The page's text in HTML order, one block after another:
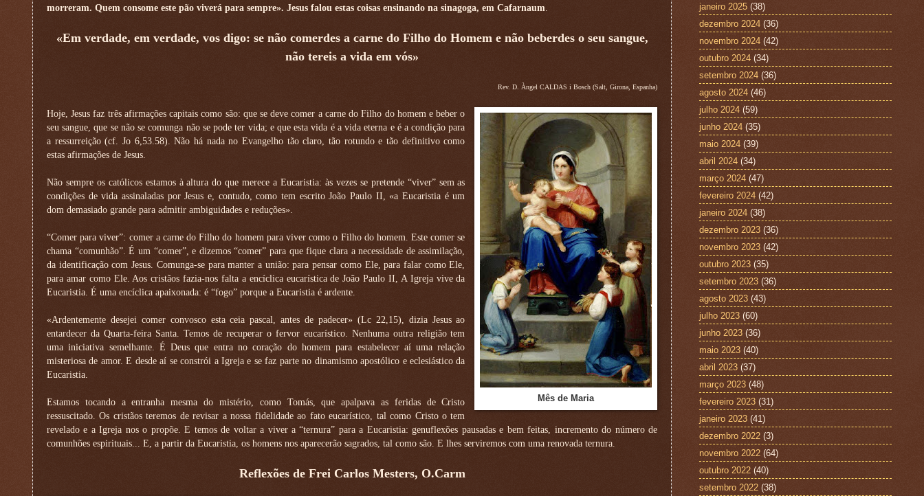
morreram. Quem consome este pão viverá para sempre». Jesus falou estas coisas ensinando na sinagoga, em Cafarnaum
«Em verdade, em verdade, vos digo: se não comerdes a carne do Filho do Homem e não beberdes o seu sangue,
não tereis a vida em vós»
Rev. D. Àngel CALDAS i Bosch (Salt, Girona, Espanha)
Mês de Maria
Hoje, Jesus faz três afirmações capitais como são: que se deve comer a carne do Filho do homem e beber o
seu sangue, que se não se comunga não se pode ter vida; e que esta vida é a vida eterna e é a condição para
a ressurreição (cf. Jo 6,53.58). Não há nada no Evangelho tão claro, tão rotundo e tão definitivo como
estas afirmações de Jesus.
Não sempre os católicos estamos à altura do que merece a Eucaristia: às vezes se pretende “viver” sem as
condições de vida assinaladas por Jesus e, contudo, como tem escrito João Paulo II, «a Eucaristia é um
dom demasiado grande para admitir ambiguidades e reduções».
“Comer para viver”: comer a carne do Filho do homem para viver como o Filho do homem. Este comer se
chama “comunhão”. É um “comer”, e dizemos “comer” para que fique clara a necessidade de assimilação,
da identificação com Jesus. Comunga-se para manter a união: para pensar como Ele, para falar como Ele,
para amar como Ele. Aos cristãos fazia-nos falta a encíclica eucarística de João Paulo II, A Igreja vive da
Eucaristia. É uma encíclica apaixonada: é “fogo” porque a Eucaristia é ardente.
«Ardentemente desejei comer convosco esta ceia pascal, antes de padecer» (Lc 22,15), dizia Jesus ao
entardecer da Quarta-feira Santa. Temos de recuperar o fervor eucarístico. Nenhuma outra religião tem
uma iniciativa semelhante. É Deus que entra no coração do homem para estabelecer aí uma relação
misteriosa de amor. E desde aí se constrói a Igreja e se faz parte no dinamismo apostólico e eclesiástico da
Eucaristia.
Estamos tocando a entranha mesma do mistério, como Tomás, que apalpava as feridas de Cristo
ressuscitado. Os cristãos teremos de revisar a nossa fidelidade ao fato eucarístico, tal como Cristo o tem
revelado e a Igreja nos o propõe. E temos de voltar a viver a “ternura” para a Eucaristia: genuflexões pausadas e bem feitas, incremento do número de
comunhões espirituais... E, a partir da Eucaristia, os homens nos aparecerão sagrados, tal como são. E lhes serviremos com uma renovada ternura.
Reflexões de Frei Carlos Mesters, O.Carm
janeiro 2025 (38)
dezembro 2024 (36)
novembro 2024 (42)
outubro 2024 (34)
setembro 2024 (36)
agosto 2024 (46)
julho 2024 (59)
junho 2024 (35)
maio 2024 (39)
abril 2024 (34)
março 2024 (47)
fevereiro 2024 (42)
janeiro 2024 (38)
dezembro 2023 (36)
novembro 2023 (42)
outubro 2023 (35)
setembro 2023 (36)
agosto 2023 (43)
julho 2023 (60)
junho 2023 (36)
maio 2023 (40)
abril 2023 (37)
março 2023 (48)
fevereiro 2023 (31)
janeiro 2023 (41)
dezembro 2022 (3)
novembro 2022 (64)
outubro 2022 (40)
setembro 2022 (38)